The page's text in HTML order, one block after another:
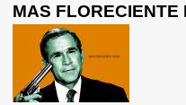
MAS FLORECIENTE